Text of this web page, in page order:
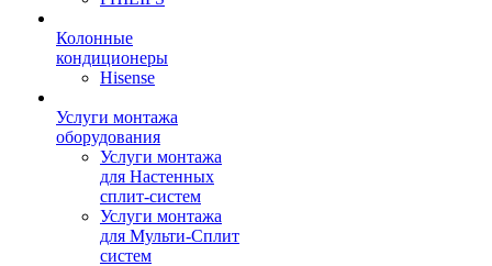
Колонные
кондиционеры
Hisense
Услуги монтажа
оборудования
Услуги монтажа
для Настенных
сплит-систем
Услуги монтажа
для Мульти-Сплит
систем